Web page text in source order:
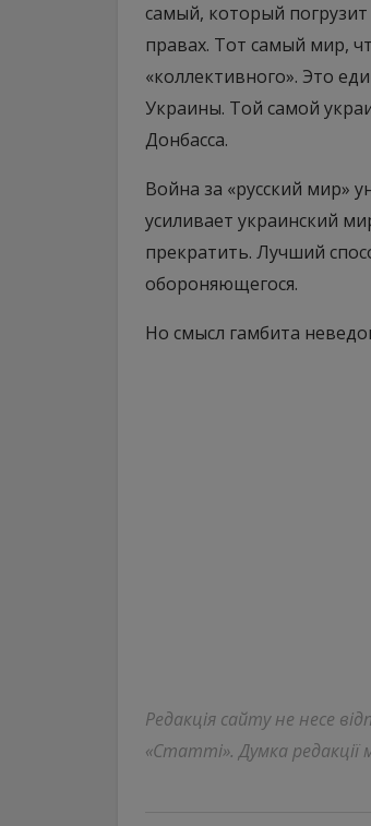
самый, который
правах. Тот самый мир,
«коллективного». Это
Украины. Той самой
Донбасса.
Война за «русский мир»
усиливает украинский
прекратить. Лучший
обороняющегося.
Но смысл гамбита
Редакція сайту не несе
«Статті». Думка редакції